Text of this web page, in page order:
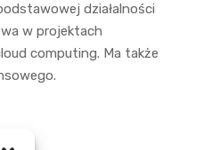
działalności
w projektach
computing. Ma także